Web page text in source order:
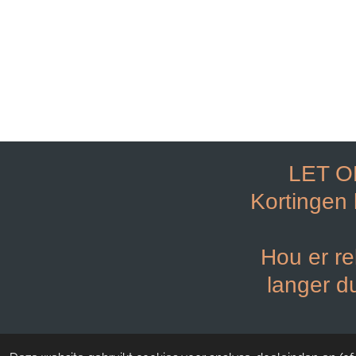
LET
Kortingen
Hou er
langer